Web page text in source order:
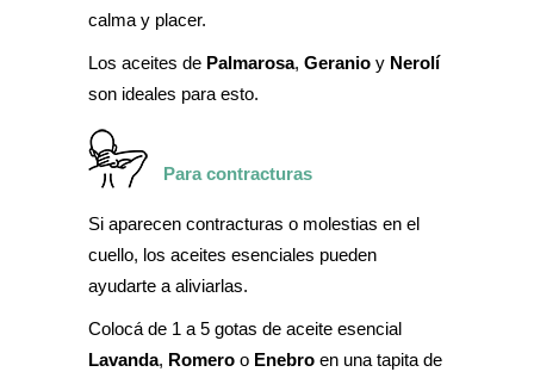
calma y placer.
Los aceites de Palmarosa, Geranio y Nerolí
son ideales para esto.
Para contracturas
Si aparecen contracturas o molestias en el
cuello, los aceites esenciales pueden
ayudarte a aliviarlas.
Colocá de 1 a 5 gotas de aceite esencial
Lavanda, Romero o Enebro en una tapita de